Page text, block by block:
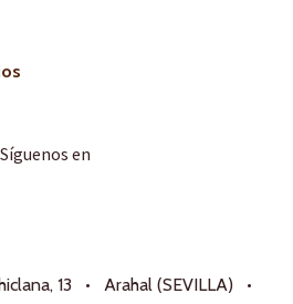
Síguenos en
13 • Arahal (SEVILLA) •